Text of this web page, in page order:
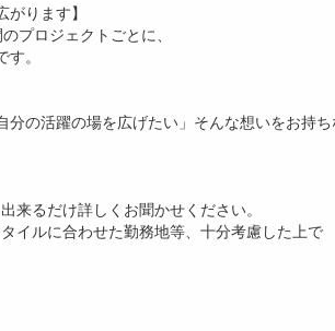
ります】
プロジェクトごとに、
。
の活躍の場を広げたい」そんな想いをお持
来るだけ詳しくお聞かせください。
イルに合わせた勤務地等、十分考慮した上で